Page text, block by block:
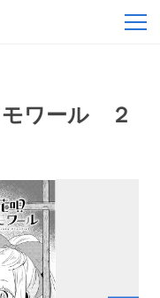
モワール ２